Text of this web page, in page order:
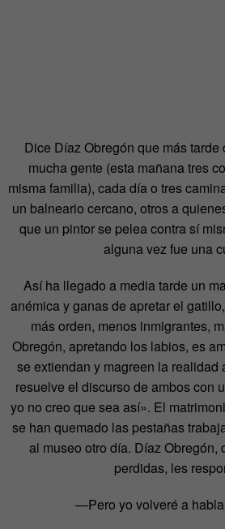
Dice Díaz Obregón que más tarde
mucha gente (esta mañana tres
misma familia), cada día o tres
un balneario cercano, otros a
que un pintor se pelea contra sí
alguna vez fue una
Así ha llegado a media tarde un
anémica y ganas de apretar el
más orden, menos inmigrantes,
Obregón, apretando los labios, es
se extiendan y magreen la realidad
resuelve el discurso de ambos con
yo no creo que sea así». El
se han quemado las pestañas
al museo otro día. Díaz Obregón,
perdidas, les
—Pero yo volveré a